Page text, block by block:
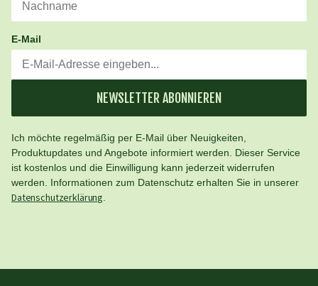
E-Mail
NEWSLETTER ABONNIEREN
Ich möchte regelmäßig per E-Mail über Neuigkeiten,
Produktupdates und Angebote informiert werden. Dieser Service
ist kostenlos und die Einwilligung kann jederzeit widerrufen
werden. Informationen zum Datenschutz erhalten Sie in unserer
Datenschutzerklärung